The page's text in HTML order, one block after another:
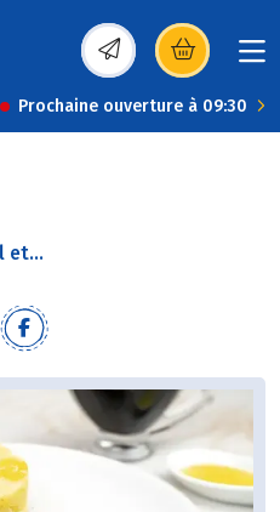
(s’ouvre dans une
Prochaine ouverture à 09:30
et...